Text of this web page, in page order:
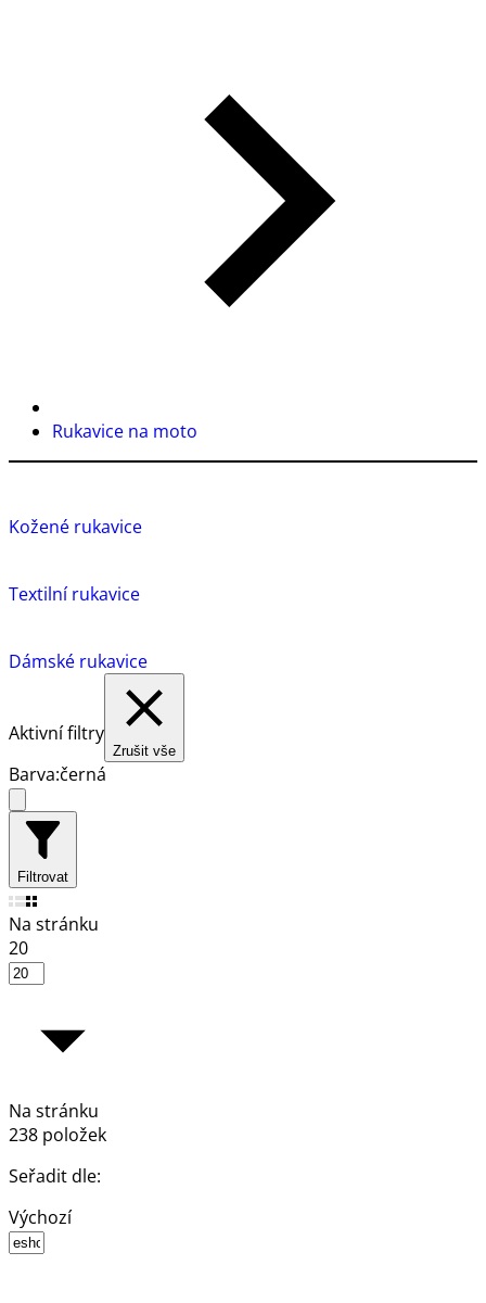
Rukavice na moto
Kožené rukavice
Textilní rukavice
Dámské rukavice
Aktivní filtry
Zrušit vše
Barva:černá
Filtrovat
Na stránku
20
Na stránku
238 položek
Seřadit dle:
Výchozí